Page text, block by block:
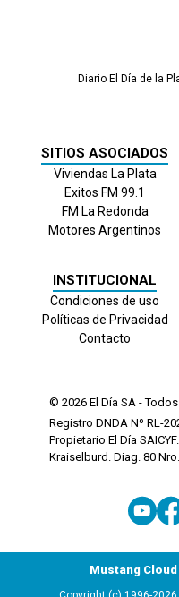
Diario El Día de la
SITIOS ASOCIADOS
Viviendas La Plata
Exitos FM 99.1
FM La Redonda
Motores Argentinos
INSTITUCIONAL
Condiciones de uso
Políticas de Privacidad
Contacto
© 2026 El Día SA -
Registro DNDA Nº RL-
Propietario El Día
Kraiselburd. Diag. 80
Mustang Cloud